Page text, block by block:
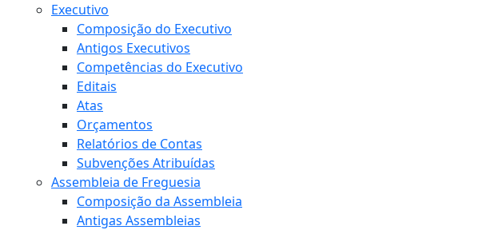
Executivo
Composição do Executivo
Antigos Executivos
Competências do Executivo
Editais
Atas
Orçamentos
Relatórios de Contas
Subvenções Atribuídas
Assembleia de Freguesia
Composição da Assembleia
Antigas Assembleias